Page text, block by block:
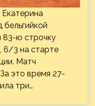
Екатерина
бельгийкой
83-ю строчку
6/3 на старте
Матч
это время 27-
три…